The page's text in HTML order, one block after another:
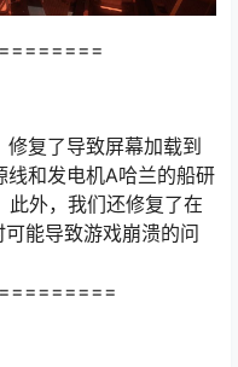
复了导致屏幕加载到
和发电机A哈兰的船研
外，我们还修复了在
能导致游戏崩溃的问